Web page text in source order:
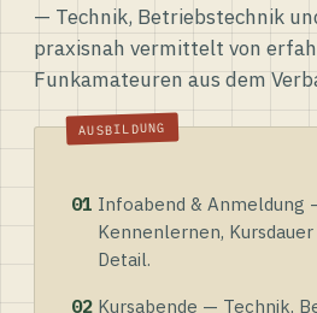
— Technik, Betriebstechnik
praxisnah vermittelt von
Funkamateuren aus dem
01 Infoabend & Anmeldung
Kennenlernen,
Detail.
02 Kursabende — Technik,